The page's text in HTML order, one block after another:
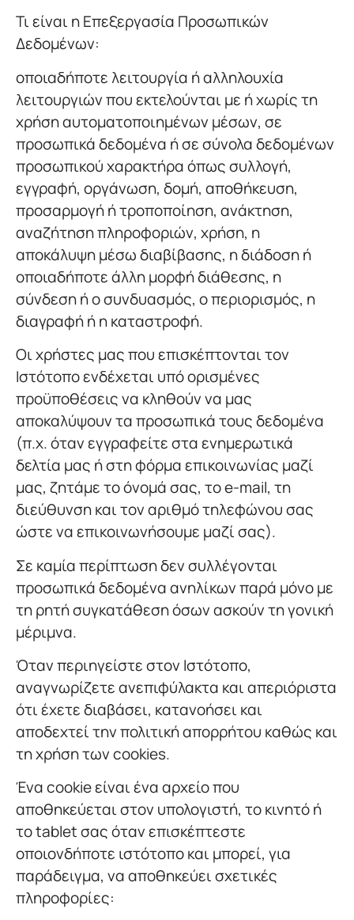
Τι είναι η Επεξεργασία Προσωπικών
Δεδομένων:
οποιαδήποτε λειτουργία ή αλληλουχία
λειτουργιών που εκτελούνται με ή χωρίς τη
χρήση αυτοματοποιημένων μέσων, σε
προσωπικά δεδομένα ή σε σύνολα δεδομένων
προσωπικού χαρακτήρα όπως συλλογή,
εγγραφή, οργάνωση, δομή, αποθήκευση,
προσαρμογή ή τροποποίηση, ανάκτηση,
αναζήτηση πληροφοριών, χρήση, η
αποκάλυψη μέσω διαβίβασης, η διάδοση ή
οποιαδήποτε άλλη μορφή διάθεσης, η
σύνδεση ή ο συνδυασμός, ο περιορισμός, η
διαγραφή ή η καταστροφή.
Οι χρήστες μας που επισκέπτονται τον
Ιστότοπο ενδέχεται υπό ορισμένες
προϋποθέσεις να κληθούν να μας
αποκαλύψουν τα προσωπικά τους δεδομένα
(π.χ. όταν εγγραφείτε στα ενημερωτικά
δελτία μας ή στη φόρμα επικοινωνίας μαζί
μας, ζητάμε το όνομά σας, το e-mail, τη
διεύθυνση και τον αριθμό τηλεφώνου σας
ώστε να επικοινωνήσουμε μαζί σας).
Σε καμία περίπτωση δεν συλλέγονται
προσωπικά δεδομένα ανηλίκων παρά μόνο με
τη ρητή συγκατάθεση όσων ασκούν τη γονική
μέριμνα.
Όταν περιηγείστε στον Ιστότοπο,
αναγνωρίζετε ανεπιφύλακτα και απεριόριστα
ότι έχετε διαβάσει, κατανοήσει και
αποδεχτεί την πολιτική απορρήτου καθώς και
τη χρήση των cookies.
Ένα cookie είναι ένα αρχείο που
αποθηκεύεται στον υπολογιστή, το κινητό ή
το tablet σας όταν επισκέπτεστε
οποιονδήποτε ιστότοπο και μπορεί, για
παράδειγμα, να αποθηκεύει σχετικές
πληροφορίες: